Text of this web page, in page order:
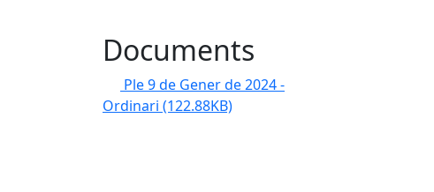
Documents
Ple 9 de Gener de 2024 -
Ordinari (122.88KB)